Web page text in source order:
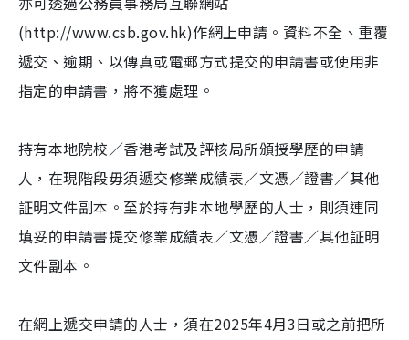
(http://www.csb.gov.hk)作網上申請。資料不全、重覆
遞交、逾期、以傳真或電郵方式提交的申請書或使用非
指定的申請書，將不獲處理。
持有本地院校／香港考試及評核局所頒授學歷的申請
人，在現階段毋須遞交修業成績表／文憑／證書／其他
証明文件副本。至於持有非本地學歷的人士，則須連同
填妥的申請書提交修業成績表／文憑／證書／其他証明
文件副本。
在網上遞交申請的人士，須在2025年4月3日或之前把所